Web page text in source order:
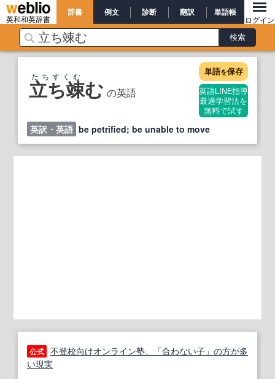
英和和英辞書
辞書 例文 診断 翻訳 単語帳
ログイン
立ち竦む の英語
たちすくむ 単語を保存
英語LINE指導
最適学習法を
無料で試す
英訳・英語 be petrified; be unable to move
公式 不登校向けオンライン塾、「合わない子」の方が多
い現実